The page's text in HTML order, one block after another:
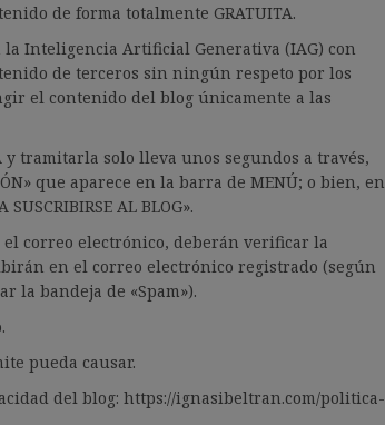
de forma totalmente GRATUITA.
Inteligencia Artificial Generativa (IAG) con
de terceros sin ningún respeto por los
el contenido del blog únicamente a las
y tramitarla solo lleva unos segundos a través,
que aparece en la barra de MENÚ; o bien, en
AL BLOG».
correo electrónico, deberán verificar la
en el correo electrónico registrado (según
la bandeja de «Spam»).
pueda causar.
del blog: https://ignasibeltran.com/politica-